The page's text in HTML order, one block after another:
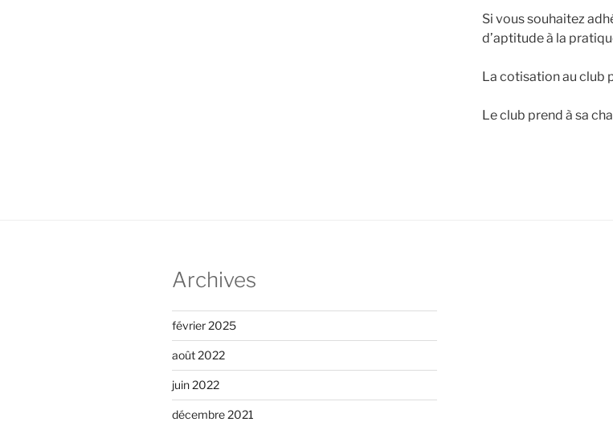
Si vous souhaitez
d’aptitude à la
La cotisation au club
Le club prend à sa
Archives
février 2025
août 2022
juin 2022
décembre 2021